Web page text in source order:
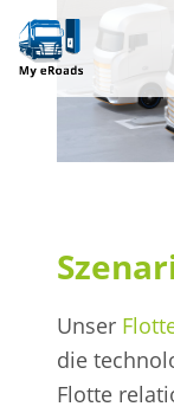
Unser
die
Flotte